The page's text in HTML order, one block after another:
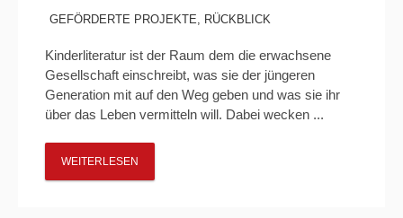
GEFÖRDERTE PROJEKTE, RÜCKBLICK
Kinderliteratur ist der Raum dem die erwachsene
Gesellschaft einschreibt, was sie der jüngeren
Generation mit auf den Weg geben und was sie ihr
über das Leben vermitteln will. Dabei wecken ...
WEITERLESEN